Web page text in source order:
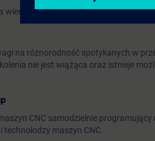
wiedza z zakresu programowania
na różnorodność spotykanych w
nie jest wiążąca oraz istnieje
CNC samodzielnie programujący
technolodzy maszyn CNC.